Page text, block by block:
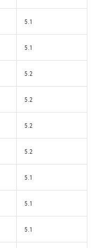
5.1
5.1
5.2
5.2
5.2
5.2
5.1
5.1
5.1